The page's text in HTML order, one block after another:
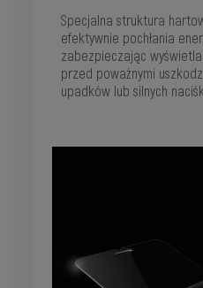
Specjalna struktura
efektywnie pochłania
zabezpieczając
przed poważnymi
upadków lub silnych